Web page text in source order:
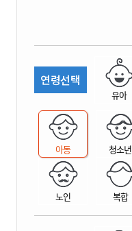
연령선택
유아
아동 청소년
노인 복합